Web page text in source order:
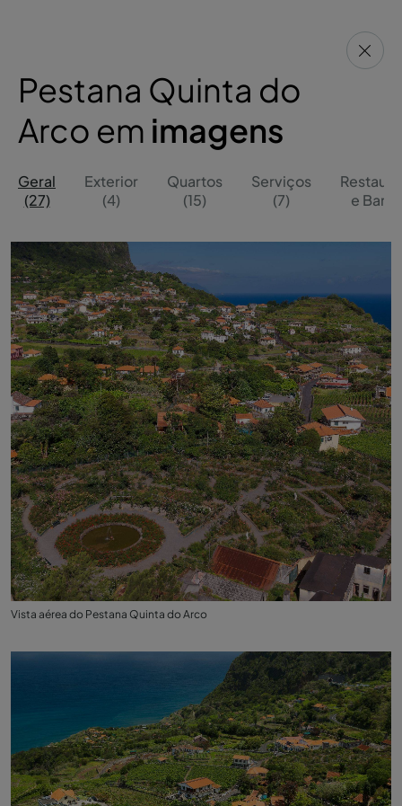
Pestana Quinta do
Arco em imagens
Geral
(27)
Exterior
(4)
Quartos
(15)
Serviços
(7)
e
Vista aérea do Pestana Quinta do Arco